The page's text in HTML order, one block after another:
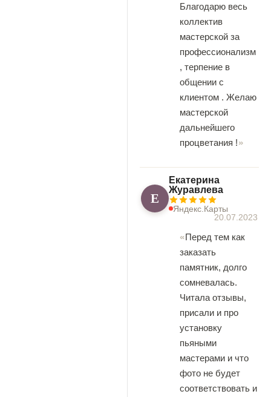
Благодарю весь
коллектив
мастерской за
профессионализм
, терпение в
общении с
клиентом . Желаю
мастерской
дальнейшего
процветания !
Е
Екатерина
Журавлева
Яндекс.Карты
20.07.2023
Перед тем как
заказать
памятник, долго
сомневалась.
Читала отзывы,
присали и про
установку
пьяными
мастерами и что
фото не будет
соответствовать и